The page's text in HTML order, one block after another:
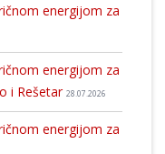
energijom za
energijom za
i Rešetar 28.07.2026
energijom za